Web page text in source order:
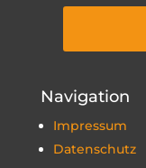
Navigation
Impressum
Datenschutz